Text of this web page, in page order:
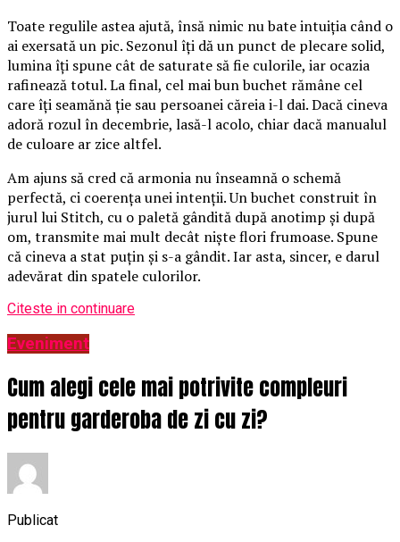
Toate regulile astea ajută, însă nimic nu bate intuiția când o
ai exersată un pic. Sezonul îți dă un punct de plecare solid,
lumina îți spune cât de saturate să fie culorile, iar ocazia
rafinează totul. La final, cel mai bun buchet rămâne cel
care îți seamănă ție sau persoanei căreia i-l dai. Dacă cineva
adoră rozul în decembrie, lasă-l acolo, chiar dacă manualul
de culoare ar zice altfel.
Am ajuns să cred că armonia nu înseamnă o schemă
perfectă, ci coerența unei intenții. Un buchet construit în
jurul lui Stitch, cu o paletă gândită după anotimp și după
om, transmite mai mult decât niște flori frumoase. Spune
că cineva a stat puțin și s-a gândit. Iar asta, sincer, e darul
adevărat din spatele culorilor.
Citeste in continuare
Eveniment
Cum alegi cele mai potrivite compleuri
pentru garderoba de zi cu zi?
Publicat